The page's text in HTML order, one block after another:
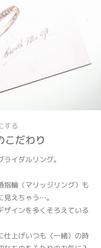
する
こだわり
イダルリング。
指輪（マリッジリング）も
見えちゃう…。
ザインを多くそろえている
仕上げいつも〈一緒〉の時